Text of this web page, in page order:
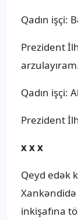
Qadın işçi:
Prezident
Qadın işçi:
Prezident
x x x
Qeyd edək
inkişafına